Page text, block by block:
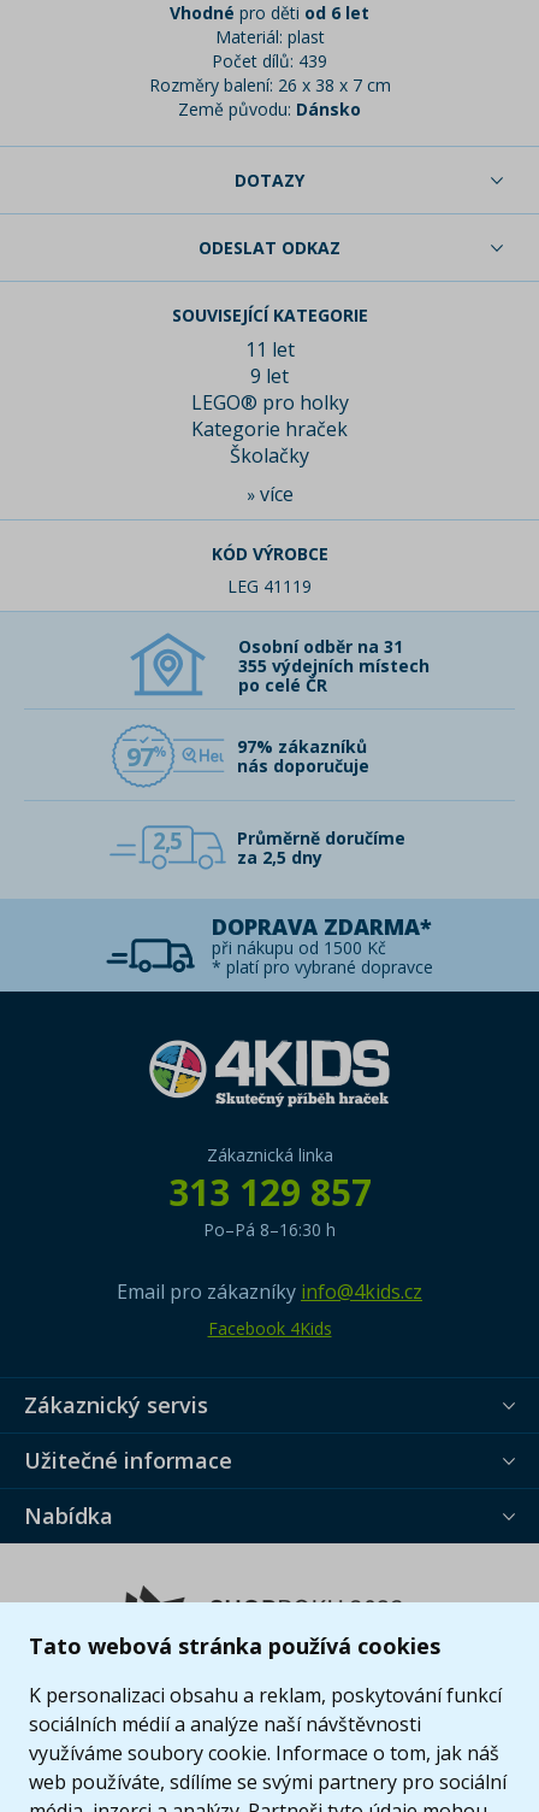
Tato webová stránka používá cookies
K personalizaci obsahu a reklam, poskytování funkcí
sociálních médií a analýze naší návštěvnosti
využíváme soubory cookie. Informace o tom, jak náš
web používáte, sdílíme se svými partnery pro sociální
Vhodné pro děti od 6 let
Materiál: plast
Počet dílů: 439
Rozměry balení: 26 x 38 x 7 cm
Země původu: Dánsko
DOTAZY
ODESLAT ODKAZ
SOUVISEJÍCÍ KATEGORIE
11 let
9 let
LEGO® pro holky
Kategorie hraček
Školačky
» více
KÓD VÝROBCE
LEG 41119
Osobní odběr na 31
355 výdejních místech
po celé ČR
97
97% zákazníků
nás doporučuje
2,5
Průměrně doručíme
za 2,5 dny
DOPRAVA ZDARMA*
při nákupu od 1500 Kč
* platí pro vybrané dopravce
Zákaznická linka
313 129 857
Po–Pá 8–16:30 h
Email pro zákazníky info@4kids.cz
Facebook 4Kids
Zákaznický servis
Užitečné informace
Nabídka